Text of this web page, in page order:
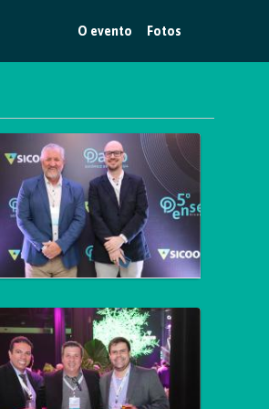
O evento Fotos